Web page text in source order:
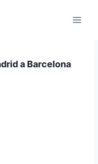
a Barcelona